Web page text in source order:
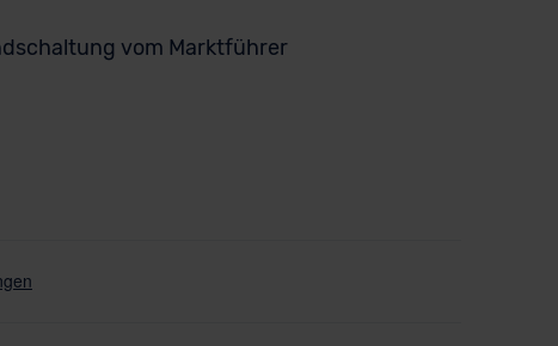
vom Marktführer